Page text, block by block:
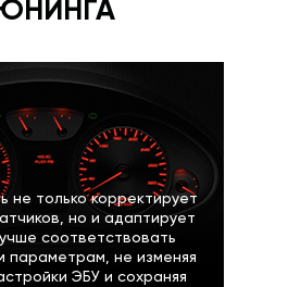
не только корректирует
но и адаптирует
соответствовать
параметрам, не изменяя
ЭБУ и сохраняя